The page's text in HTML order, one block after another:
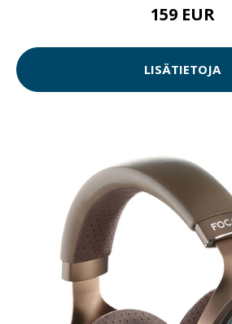
159 EUR
LISÄTIETOJA